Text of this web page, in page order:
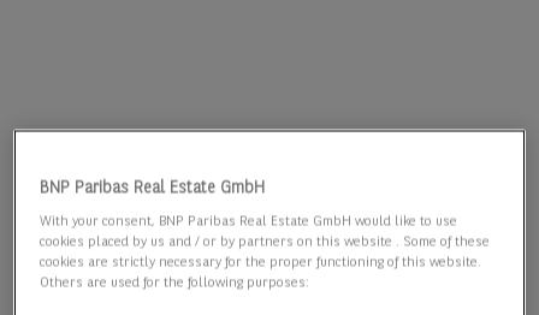
BNP Paribas Real Estate GmbH
With your consent, BNP Paribas Real Estate GmbH would like to use
cookies placed by us and / or by partners on this website . Some of these
cookies are strictly necessary for the proper functioning of this website.
Others are used for the following purposes: